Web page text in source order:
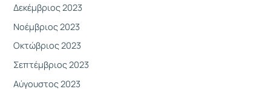
Δεκέμβριος 2023
Νοέμβριος 2023
Οκτώβριος 2023
Σεπτέμβριος 2023
Αύγουστος 2023